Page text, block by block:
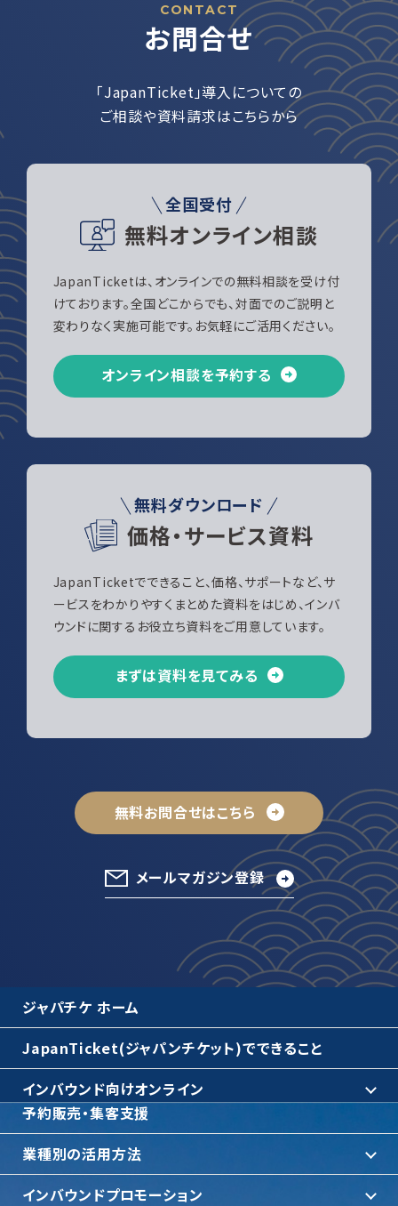
CONTACT
お問合せ
「JapanTicket」導入についての
ご相談や資料請求はこちらから
全国受付
無料オンライン相談
JapanTicketは、オンラインでの無料相談を受け付
けております。全国どこからでも、対面でのご説明と
変わりなく実施可能です。お気軽にご活用ください。
オンライン相談を予約する
無料ダウンロード
価格・サービス資料
JapanTicketでできること、価格、サポートなど、サ
ービスをわかりやすくまとめた資料をはじめ、インバ
ウンドに関するお役立ち資料をご用意しています。
まずは資料を見てみる
無料お問合せはこちら
メールマガジン登録
ジャパチケ ホーム
JapanTicket(ジャパンチケット)でできること
インバウンド向けオンライン
予約販売・集客支援
業種別の活用方法
インバウンドプロモーション